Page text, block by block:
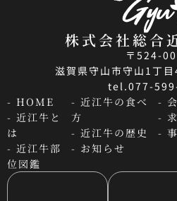
株式会社総合
〒524-
滋賀県守山市守山1丁
tel.077-
- HOME
- 近江牛と
は
- 近江牛部
位図鑑
- 近江牛の食べ
方
- 近江牛の歴史
- お知らせ
-
-
-